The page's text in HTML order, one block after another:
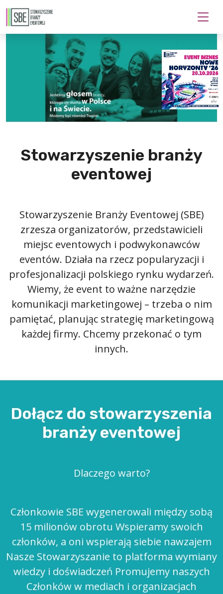
Stowarzyszenie branży
eventowej
Stowarzyszenie Branży Eventowej (SBE)
zrzesza organizatorów, przedstawicieli
miejsc eventowych i podwykonawców
eventów. Działa na rzecz popularyzacji i
profesjonalizacji polskiego rynku wydarzeń.
Wiemy, że event to ważne narzędzie
komunikacji marketingowej – trzeba o nim
pamiętać, planując strategię marketingową
każdej firmy. Chcemy przekonać o tym
innych.
Dołącz do stowarzyszenia
branży eventowej
Dlaczego warto?
Członkowie SBE wygenerowali między sobą
15 milionów obrotu Wspieramy swoich
członków, a oni wspierają siebie nawzajem
Nasze Stowarzyszanie to platforma wymiany
wiedzy i doświadczeń Promujemy naszych
Członków w mediach i organizacjach